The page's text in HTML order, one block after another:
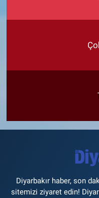
Diyarbakır haber, son
sitemizi ziyaret edin!